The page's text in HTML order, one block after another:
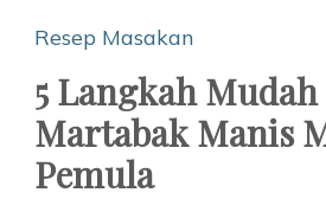
Resep Masakan
5 Langkah
Martabak Manis
Pemula